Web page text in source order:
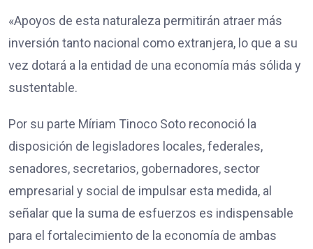
«Apoyos de esta naturaleza permitirán atraer más
inversión tanto nacional como extranjera, lo que a su
vez dotará a la entidad de una economía más sólida y
sustentable.
Por su parte Míriam Tinoco Soto reconoció la
disposición de legisladores locales, federales,
senadores, secretarios, gobernadores, sector
empresarial y social de impulsar esta medida, al
señalar que la suma de esfuerzos es indispensable
para el fortalecimiento de la economía de ambas